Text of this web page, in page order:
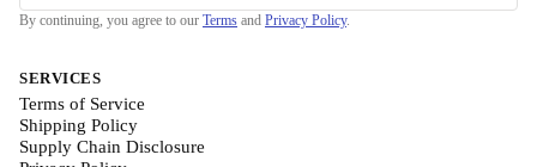
By continuing, you agree to our Terms and Privacy Policy.
SERVICES
Terms of Service
Shipping Policy
Supply Chain Disclosure